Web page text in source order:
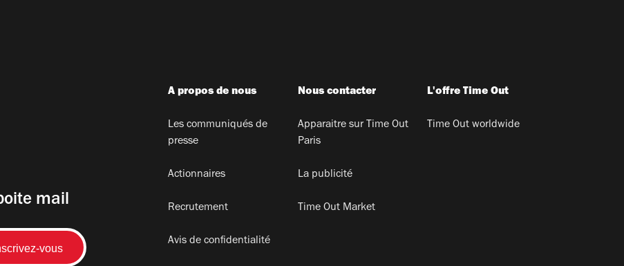
mail
A propos de nous
Les communiqués de
presse
Actionnaires
Recrutement
Avis de confidentialité
Nous contacter
Apparaitre sur Time Out
Paris
La publicité
Time Out Market
L'offre Time Out
Time Out worldwide